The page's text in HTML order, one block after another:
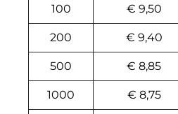
100 € 9,50
200 € 9,40
500 € 8,85
1000 € 8,75